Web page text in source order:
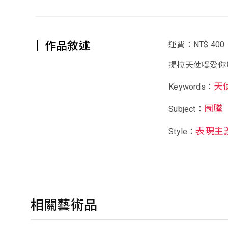
作品敘述 運費：NT$ 400
提拉天使嘿愛
Keywords： 天
Subject： 圖騰
Style：表現主
相關藝術品